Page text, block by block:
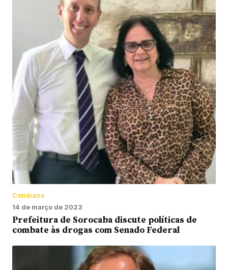
Cotidiano
14 de março de 2023
Prefeitura de Sorocaba discute políticas de
combate às drogas com Senado Federal